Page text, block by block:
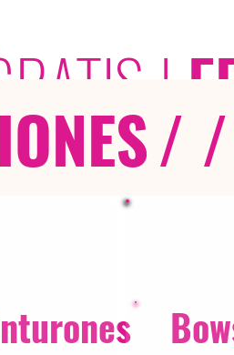
|
/ /